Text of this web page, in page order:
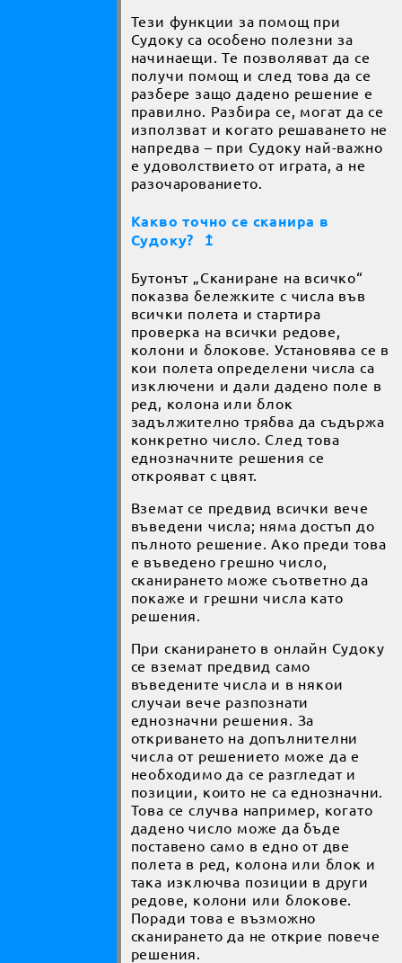
Тези функции за помощ при
Судоку са особено полезни за
начинаещи. Те позволяват да се
получи помощ и след това да се
разбере защо дадено решение е
правилно. Разбира се, могат да се
използват и когато решаването не
напредва – при Судоку най-важно
е удоволствието от играта, а не
разочарованието.
Какво точно се сканира в
Судоку?
↥
Бутонът „Сканиране на всичко“
показва бележките с числа във
всички полета и стартира
проверка на всички редове,
колони и блокове. Установява се в
кои полета определени числа са
изключени и дали дадено поле в
ред, колона или блок
задължително трябва да съдържа
конкретно число. След това
еднозначните решения се
открояват с цвят.
Вземат се предвид всички вече
въведени числа; няма достъп до
пълното решение. Ако преди това
е въведено грешно число,
сканирането може съответно да
покаже и грешни числа като
решения.
При сканирането в онлайн Судоку
се вземат предвид само
въведените числа и в някои
случаи вече разпознати
еднозначни решения. За
откриването на допълнителни
числа от решението може да е
необходимо да се разгледат и
позиции, които не са еднозначни.
Това се случва например, когато
дадено число може да бъде
поставено само в едно от две
полета в ред, колона или блок и
така изключва позиции в други
редове, колони или блокове.
Поради това е възможно
сканирането да не открие повече
решения.